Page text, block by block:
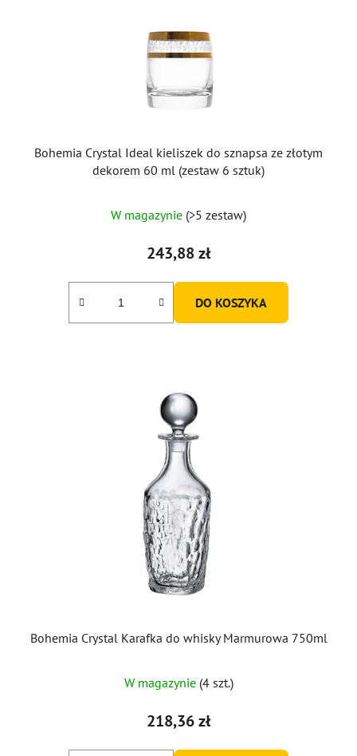
Bohemia Crystal Ideal kieliszek do sznapsa ze złotym
dekorem 60 ml (zestaw 6 sztuk)
W magazynie (>5 zestaw)
243,88 zł
DO KOSZYKA
Bohemia Crystal Karafka do whisky Marmurowa 750ml
W magazynie (4 szt.)
218,36 zł